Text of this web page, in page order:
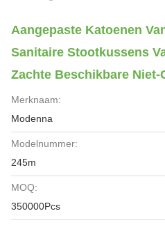
Aangepaste Katoenen
Sanitaire Stootkussens
Zachte Beschikbare Niet-
Merknaam:
Modenna
Modelnummer:
245m
MOQ:
350000Pcs